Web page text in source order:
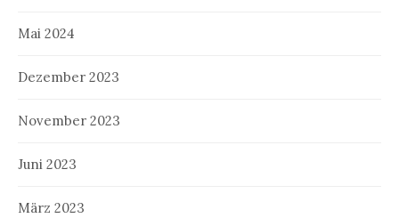
Mai 2024
Dezember 2023
November 2023
Juni 2023
März 2023